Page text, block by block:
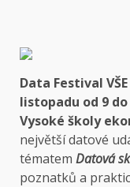
Data Festival VŠE
listopadu od 9
Vysoké školy
největší datové
tématem Datová
poznatků a